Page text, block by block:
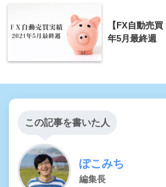
【FX自動売
年5月最終週
この記事を書いた人
ぽこみち
編集長